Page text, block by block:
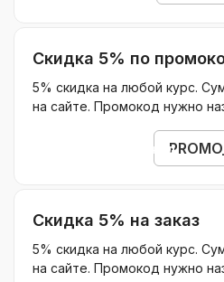
Скидка 5% по
5% скидка на любой курс.
на сайте. Промокод нужно
Открыть промокод
Скидка 5% на заказ
5% скидка на любой курс.
на сайте. Промокод нужно